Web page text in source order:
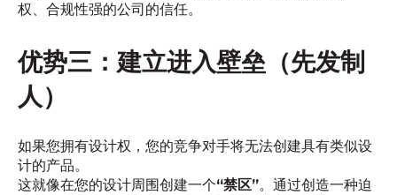
权、合规性强的公司的信任。
优势三：建立进入壁垒（先发制
人）
如果您拥有设计权，您的竞争对手将无法创建具有类似设
计的产品。
这就像在您的设计周围创建一个“禁区”。通过创造一种迫